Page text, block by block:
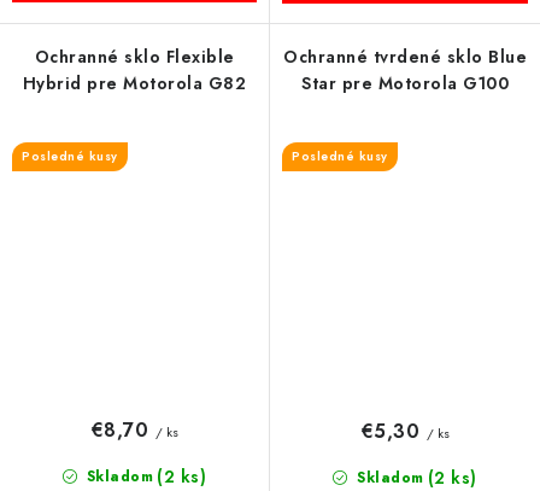
Ochranné sklo Flexible
Hybrid pre Motorola G82
Posledné kusy
Skladom (2 ks)
€8,70 / ks
Ochranné tvrdené sklo Blue
Star pre Motorola G100
Posledné kusy
Skladom (2 ks)
€5,30 / ks